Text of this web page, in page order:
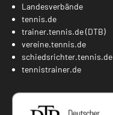
Landesverbände
tennis.de
trainer.tennis.de (DTB)
vereine.tennis.de
schiedsrichter.tennis.de
tennistrainer.de